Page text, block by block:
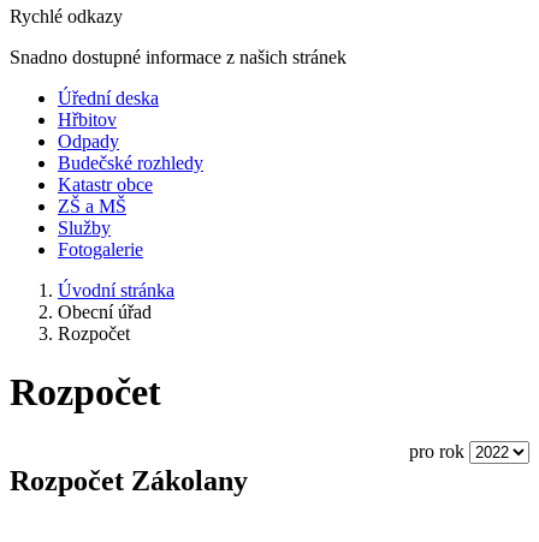
Rychlé odkazy
Snadno dostupné informace z našich stránek
Úřední deska
Hřbitov
Odpady
Budečské rozhledy
Katastr obce
ZŠ a MŠ
Služby
Fotogalerie
Úvodní stránka
Obecní úřad
Rozpočet
Rozpočet
pro rok
Rozpočet Zákolany